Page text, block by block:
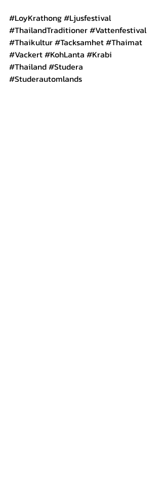
#LoyKrathong#Ljusfestival
#ThailandTraditioner#Vattenfestival
#Thaikultur#Tacksamhet#Thaimat
#Vackert#KohLanta #Krabi
#Thailand#Studera
#Studerautomlands